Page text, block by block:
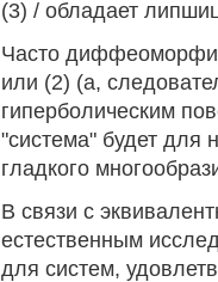
(3) / обладает
Часто
или (2) (а,
гиперболическим
"система" будет
гладкого
В связи с
естественным
для систем,